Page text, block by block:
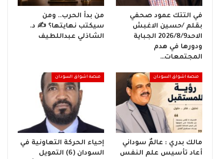
في التتك عمود صحفي
بقلم /حسين الاغبش
الاحد2026/8/9 الجباية
ودورها في هدم
المجتمعات…
من بدأ الحرب.. ومن
سيكتب نهايتها؟ ✍️ د.
الشاذلي عبداللطيف
منصة اشواق السودان
مالك بدري : عالمٌ سوداني
أعاد تأسيس علم النفس
منصة اشواق السودان
إحياء الحركة التعاونية في
السودان (6) التمويل